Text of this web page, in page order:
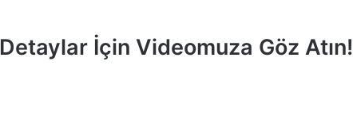
Detaylar İçin Videomuza Göz Atın!